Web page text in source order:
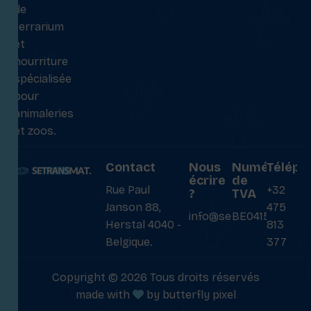
de
terrarium
et
nourriture
spécialisée
pour
animaleries
et zoos.
Contact
Rue Paul
Janson 88,
Herstal 4040 -
Belgique.
Nous
écrire
?
info@setransmat.com
Numéro
de
TVA
BE0415027069
+32
475
813
377
Copyright © 2026 Tous droits réservés
made with
by butterfly pixel